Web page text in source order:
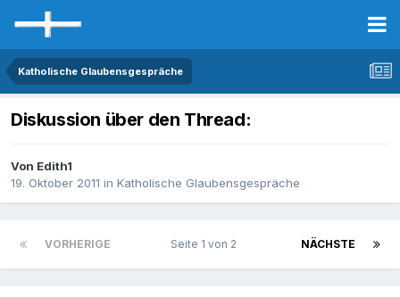
Katholische Glaubensgespräche
Diskussion über den Thread:
Von Edith1
19. Oktober 2011 in Katholische Glaubensgespräche
VORHERIGE NÄCHSTE
Seite 1 von 2